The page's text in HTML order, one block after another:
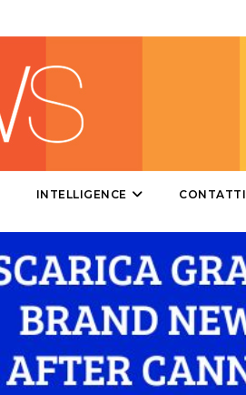
INTELLIGENCE CONTATTI